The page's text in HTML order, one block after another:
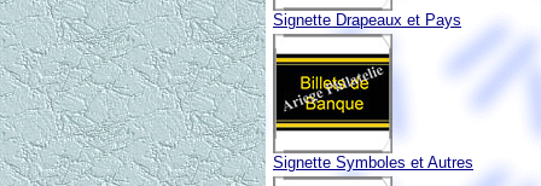
Signette Drapeaux et Pays
Signette Symboles et Autres